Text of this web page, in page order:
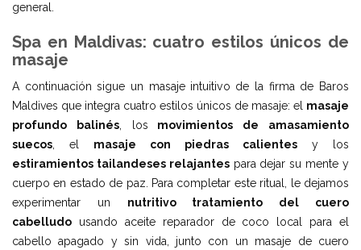
general.
Spa en Maldivas: cuatro estilos únicos de
masaje
A continuación sigue un masaje intuitivo de la firma de Baros
Maldives que integra cuatro estilos únicos de masaje: el masaje
profundo balinés, los movimientos de amasamiento
suecos, el masaje con piedras calientes y los
estiramientos tailandeses relajantespara dejar su mente y
cuerpo en estado de paz. Para completar este ritual, le dejamos
experimentar un nutritivo tratamiento del cuero
cabelludo usando aceite reparador de coco local para el
cabello apagado y sin vida, junto con un masaje de cuero